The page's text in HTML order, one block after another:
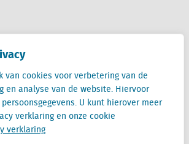
van cookies voor verbetering van de
en analyse van de website. Hiervoor
U kunt hierover meer
verklaring en onze cookie
verklaring
B.V. are wholly-owned subsidiaries of Green Street